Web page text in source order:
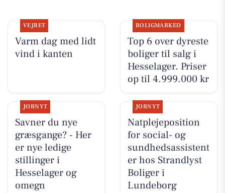
VEJRET
Varm dag med lidt
vind i kanten
BOLIGMARKED
Top 6 over dyreste
boliger til salg i
Hesselager. Priser
op til 4.999.000 kr
JOBNYT
Savner du nye
græsgange? - Her
er nye ledige
stillinger i
Hesselager og
omegn
JOBNYT
Natplejeposition
for social- og
sundhedsassistent
er hos Strandlyst
Boliger i
Lundeborg